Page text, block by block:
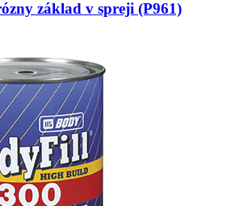
základ v spreji (P961)